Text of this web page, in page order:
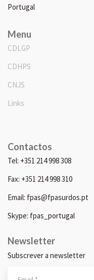
Portugal
Menu
CDLGP
CDHPS
CNJS
Links
Contactos
Tel: +351 214 998 308
Fax: +351 214 998 310
Email: fpas@fpasurdos.pt
Skype: fpas_portugal
Newsletter
Subscrever a newsletter